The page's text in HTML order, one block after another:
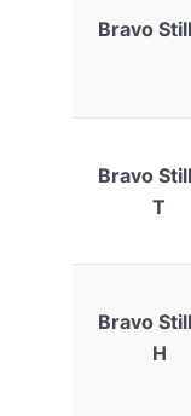
Bravo
Bravo
T
Bravo
H